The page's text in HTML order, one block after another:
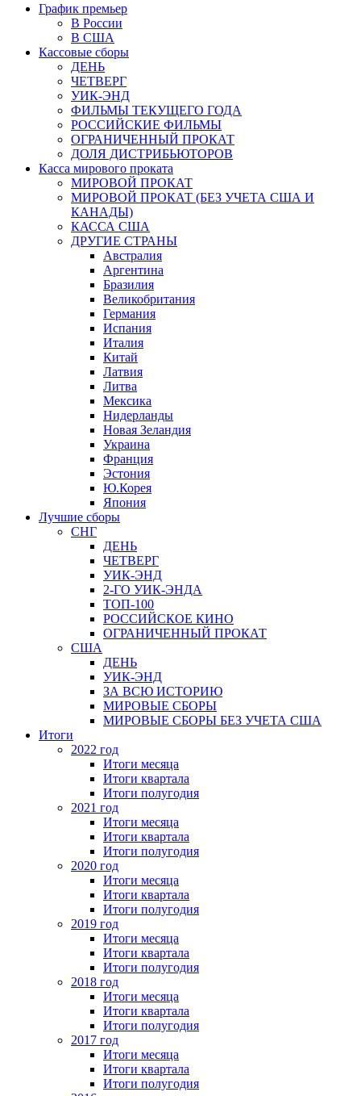
График премьер
В России
В США
Кассовые сборы
ДЕНЬ
ЧЕТВЕРГ
УИК-ЭНД
ФИЛЬМЫ ТЕКУЩЕГО ГОДА
РОССИЙСКИЕ ФИЛЬМЫ
ОГРАНИЧЕННЫЙ ПРОКАТ
ДОЛЯ ДИСТРИБЬЮТОРОВ
Касса мирового проката
МИРОВОЙ ПРОКАТ
МИРОВОЙ ПРОКАТ (БЕЗ УЧЕТА США И
КАНАДЫ)
КАССА США
ДРУГИЕ СТРАНЫ
Австралия
Аргентина
Бразилия
Великобритания
Германия
Испания
Италия
Китай
Латвия
Литва
Мексика
Нидерланды
Новая Зеландия
Украина
Франция
Эстония
Ю.Корея
Япония
Лучшие сборы
СНГ
ДЕНЬ
ЧЕТВЕРГ
УИК-ЭНД
2-ГО УИК-ЭНДА
ТОП-100
РОССИЙСКОЕ КИНО
ОГРАНИЧЕННЫЙ ПРОКАТ
США
ДЕНЬ
УИК-ЭНД
ЗА ВСЮ ИСТОРИЮ
МИРОВЫЕ СБОРЫ
МИРОВЫЕ СБОРЫ БЕЗ УЧЕТА США
Итоги
2022 год
Итоги месяца
Итоги квартала
Итоги полугодия
2021 год
Итоги месяца
Итоги квартала
Итоги полугодия
2020 год
Итоги месяца
Итоги квартала
Итоги полугодия
2019 год
Итоги месяца
Итоги квартала
Итоги полугодия
2018 год
Итоги месяца
Итоги квартала
Итоги полугодия
2017 год
Итоги месяца
Итоги квартала
Итоги полугодия